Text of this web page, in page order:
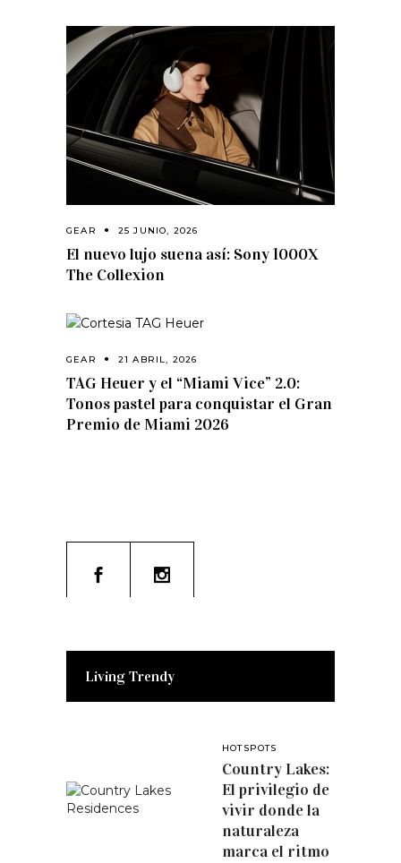
GEAR 25 JUNIO, 2026
El nuevo lujo suena así: Sony 1000X
The Collexion
GEAR 21 ABRIL, 2026
TAG Heuer y el “Miami Vice” 2.0:
Tonos pastel para conquistar el Gran
Premio de Miami 2026
Living Trendy
HOTSPOTS
Country Lakes:
El privilegio de
vivir donde la
naturaleza
marca el ritmo